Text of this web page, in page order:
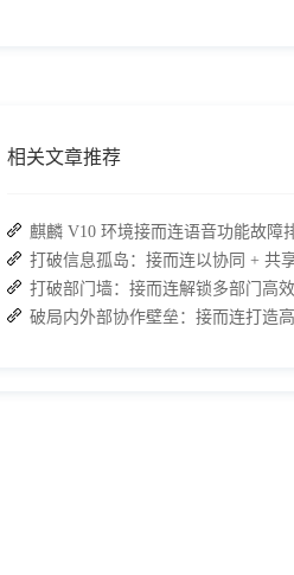
相关文章推荐